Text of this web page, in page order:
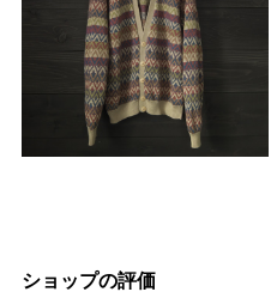
ショップの評価